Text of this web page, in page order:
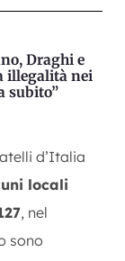
Draghi e
illegalità nei
subito”
d’Italia
locali
, nel
sono